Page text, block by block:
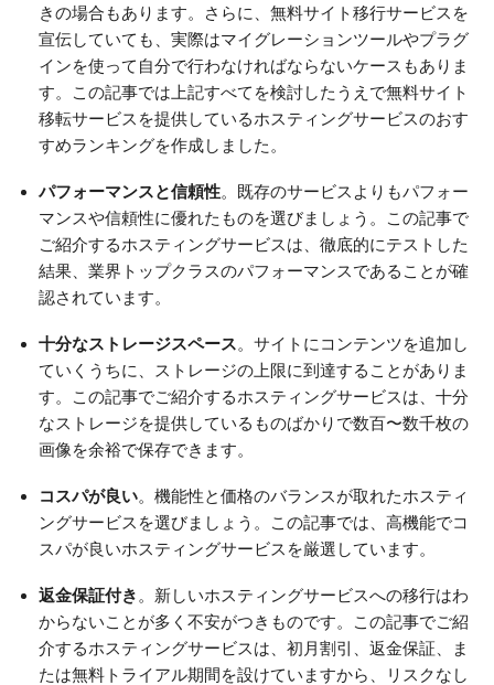
きの場合もあります。さらに、無料サイト移行サービスを
宣伝していても、実際はマイグレーションツールやプラグ
インを使って自分で行わなければならないケースもありま
す。この記事では上記すべてを検討したうえで無料サイト
移転サービスを提供しているホスティングサービスのおす
すめランキングを作成しました。
パフォーマンスと信頼性。既存のサービスよりもパフォー
マンスや信頼性に優れたものを選びましょう。この記事で
ご紹介するホスティングサービスは、徹底的にテストした
結果、業界トップクラスのパフォーマンスであることが確
認されています。
十分なストレージスペース。サイトにコンテンツを追加し
ていくうちに、ストレージの上限に到達することがありま
す。この記事でご紹介するホスティングサービスは、十分
なストレージを提供しているものばかりで数百〜数千枚の
画像を余裕で保存できます。
コスパが良い。機能性と価格のバランスが取れたホスティ
ングサービスを選びましょう。この記事では、高機能でコ
スパが良いホスティングサービスを厳選しています。
返金保証付き 。新しいホスティングサービスへの移行はわ
からないことが多く不安がつきものです。この記事でご紹
介するホスティングサービスは、初月割引、返金保証、ま
たは無料トライアル期間を設けていますから、リスクなし